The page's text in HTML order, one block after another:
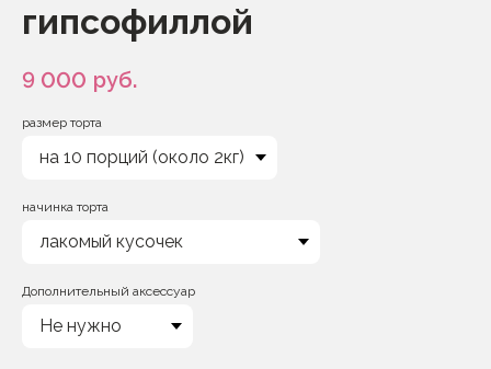
гипсофиллой
9 000 руб.
размер торта
начинка торта
Дополнительный аксессуар